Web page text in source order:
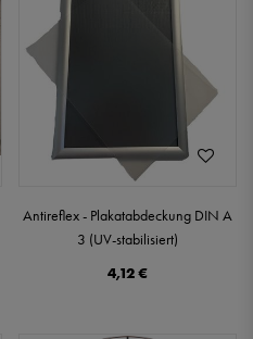
Antireflex - Plakatabdeckung DIN A
3 (UV-stabilisiert)
4,12 €